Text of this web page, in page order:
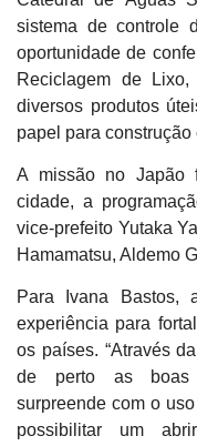
sistema de controle
oportunidade de
Reciclagem de
diversos produtos
papel para construção
A missão no Japão
cidade, a
vice-prefeito Yutaka
Hamamatsu, Aldemo
Para Ivana Bastos,
experiência para
os países. “Através
de perto as boas
surpreende com o
possibilitar um